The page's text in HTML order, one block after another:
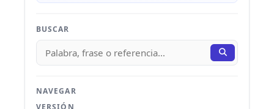
BUSCAR
NAVEGAR